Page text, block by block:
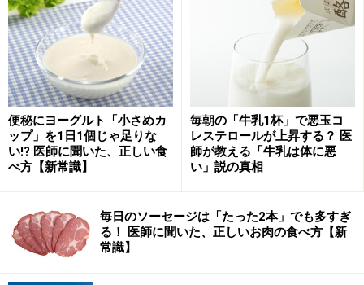
食文化の枠を超えたオリジナル野菜料理
「セイボリー」の提供する料理全体を象徴する人気メニュー
「八百一のサラダ」。
「セイボリー」では、フランス料理をベースに、イタリ
ア、スペイン、カリフォルニア、ロシア、日本など、国
や食文化の枠組みを超えたオリジナル料理が登場しま
す。
便秘にヨーグルト「小さめカ
ップ」を1日1個じゃ足りな
い!? 医師に聞いた、正しい食
べ方【新常識】
毎朝の「牛乳1杯」で悪玉コ
レステロールが上昇する？ 医
師が教える「牛乳は体に悪
い」説の真相
毎日のソーセージは「たった2本」でも多すぎ
る！ 医師に聞いた、正しいお肉の食べ方【新
常識】